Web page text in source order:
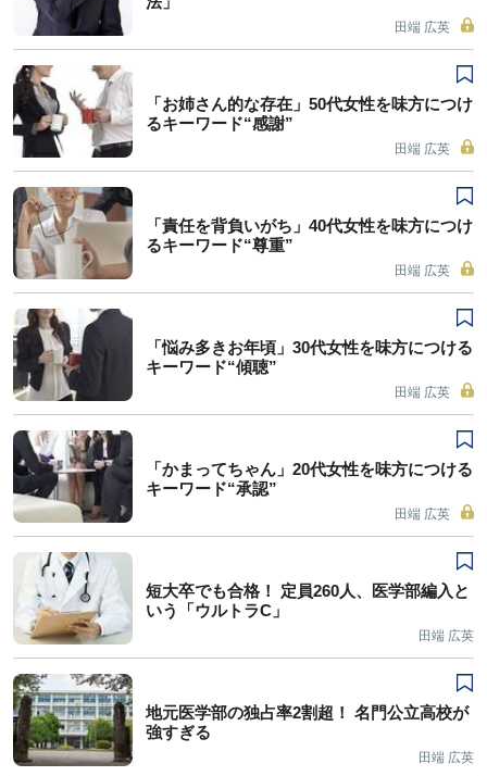
田端 広英
「お姉さん的な存在」50代女性を味方につけ
るキーワード“感謝”
田端 広英
「責任を背負いがち」40代女性を味方につけ
るキーワード“尊重”
田端 広英
「悩み多きお年頃」30代女性を味方につける
キーワード“傾聴”
田端 広英
「かまってちゃん」20代女性を味方につける
キーワード“承認”
田端 広英
短大卒でも合格！ 定員260人、医学部編入と
いう「ウルトラC」
田端 広英
地元医学部の独占率2割超！ 名門公立高校が
強すぎる
田端 広英